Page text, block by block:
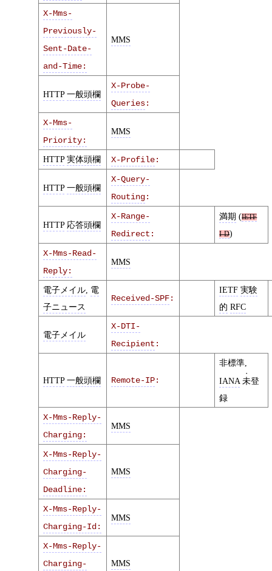
X-Mms-
Previously-
Sent-Date-
and-Time:
MMS
HTTP 一般頭欄
X-Probe-
Queries:
X-Mms-
Priority:
MMS
HTTP 実体頭欄 X-Profile:
HTTP 一般頭欄
X-Query-
Routing:
HTTP 応答頭欄
X-Range-
Redirect :
満期 (IETF
I-D)
X-Mms-Read-
Reply:
MMS
電子メイル 電
子ニュース
Received-SPF:
IETF 実験
的 RFC
電子メイル
X-DTI-
Recipient :
HTTP 一般頭欄 Remote-IP:
非標準,
IANA 未登
録
X-Mms-Reply-
Charging:
MMS
X-Mms-Reply-
Charging-
Deadline:
MMS
X-Mms-Reply-
Charging-Id:
MMS
X-Mms-Reply-
Charging-
MMS